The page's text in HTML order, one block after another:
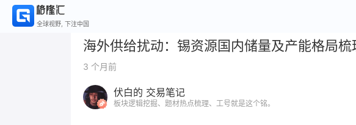
全球视野, 下注中国
海外供给扰动：锡资源国内储量及产能格局梳
3 个月前
伏白的 交易笔记
板块逻辑挖掘、题材热点梳理、工号就是这个铭。